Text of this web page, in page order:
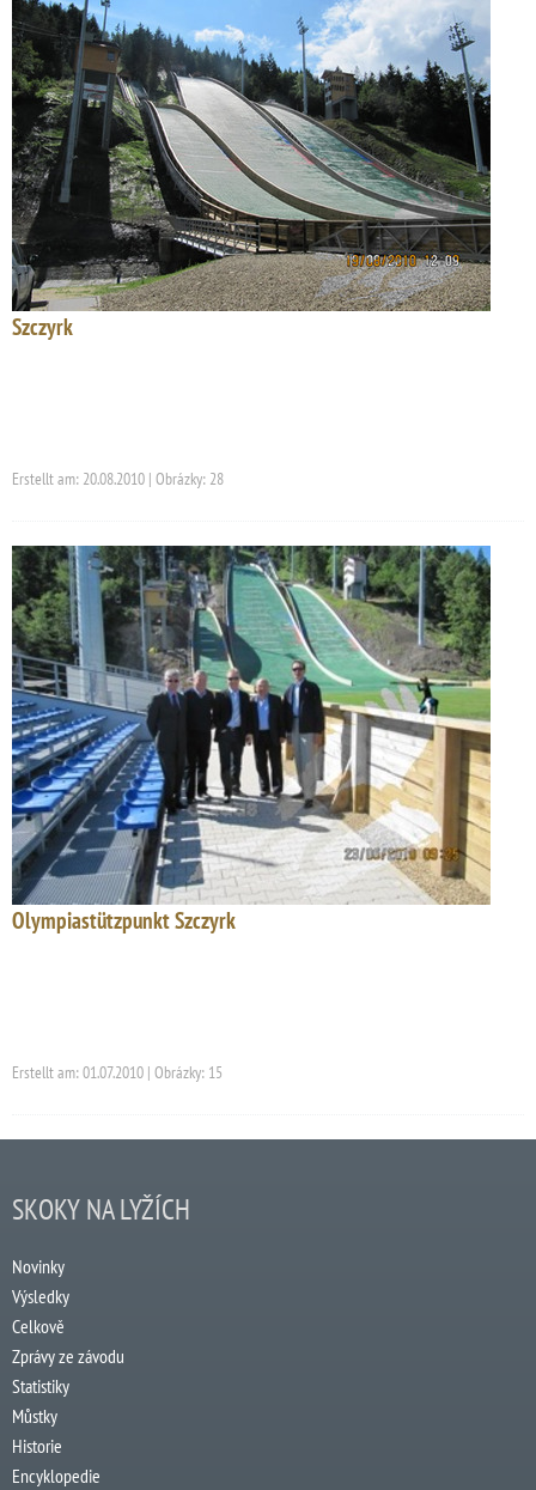
Szczyrk
Erstellt am: 20.08.2010 | Obrázky: 28
Olympiastützpunkt Szczyrk
Erstellt am: 01.07.2010 | Obrázky: 15
SKOKY NA LYŽÍCH
Novinky
Výsledky
Celkově
Zprávy ze závodu
Statistiky
Můstky
Historie
Encyklopedie